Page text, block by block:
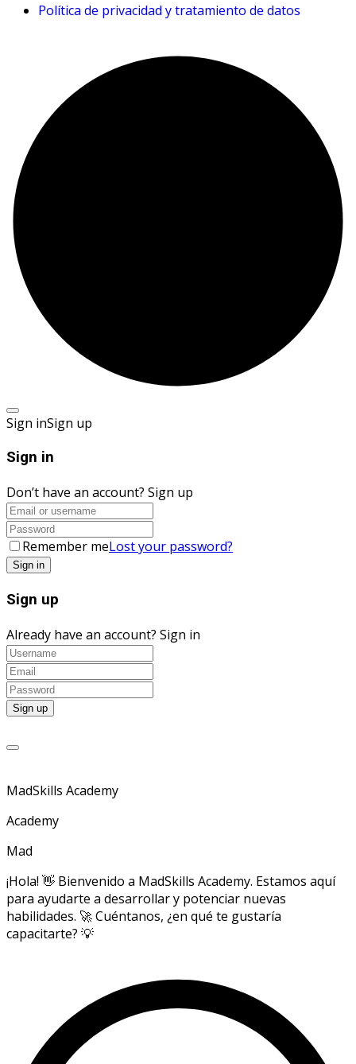
Política de privacidad y tratamiento de datos
Sign inSign up
Sign in
Don’t have an account? Sign up
Remember meLost your password?
Sign up
Already have an account? Sign in
MadSkills Academy
Academy
Mad
¡Hola! 👋 Bienvenido a MadSkills Academy. Estamos aquí
para ayudarte a desarrollar y potenciar nuevas
habilidades. 🚀 Cuéntanos, ¿en qué te gustaría
capacitarte? 💡